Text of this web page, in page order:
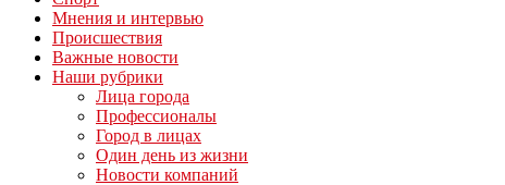
Мнения и интервью
Происшествия
Важные новости
Наши рубрики
Лица города
Профессионалы
Город в лицах
Один день из жизни
Новости компаний